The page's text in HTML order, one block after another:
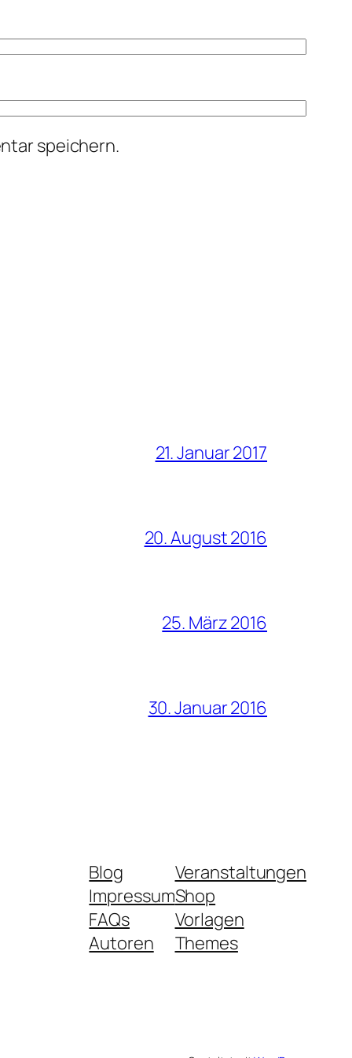
speichern.
21. Januar 2017
20. August 2016
25. März 2016
30. Januar 2016
Blog
Impressum
FAQs
Autoren
Veranstaltungen
Shop
Vorlagen
Themes